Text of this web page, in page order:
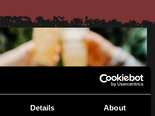
Details About